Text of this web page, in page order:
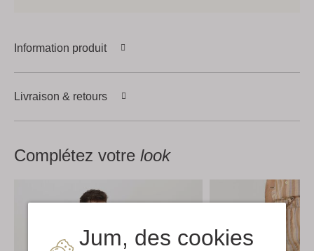
Jum, des cookies
Information produit
Livraison & retours
Complétez votre look